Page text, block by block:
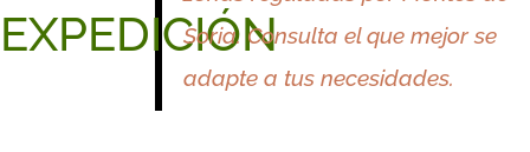
EXPEDICIÓN
Soria. Consulta el que mejorse
adapte a tus necesidades.